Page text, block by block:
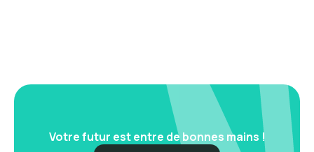
Votre futur est entre de bonnes mains !